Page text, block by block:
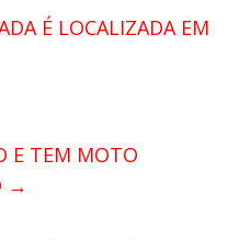
É LOCALIZADA EM
E TEM MOTO
→